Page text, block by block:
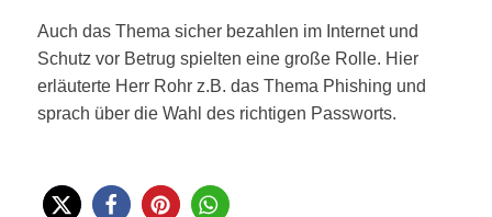
Auch das Thema sicher bezahlen im Internet und
Schutz vor Betrug spielten eine große Rolle. Hier
erläuterte Herr Rohr z.B. das Thema Phishing und
sprach über die Wahl des richtigen Passworts.